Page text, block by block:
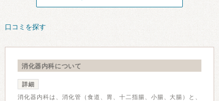
口コミを探す
消化器内科について
詳細
消化器内科は、消化管（食道、胃、十二指腸、小腸、大腸）と、